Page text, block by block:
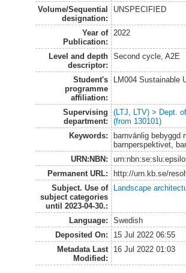
Volume/Sequential
designation:
UNSPECIFIED
Year of
Publication:
2022
Level and depth
descriptor:
Second cycle, A2E
Student's
programme
affiliation:
LM004 Sustainable
Supervising
department:
(LTJ, LTV) > Dept.
(from 130101)
Keywords:
barnvänlig bebyggd
barnperspektivet,
URN:NBN:
Permanent URL:
http://urn.kb.se/
Subject. Use of
subject categories
until 2023-04-30.:
Landscape
Language:
Swedish
Deposited On:
15 Jul 2022 06:55
Metadata Last
Modified:
16 Jul 2022 01:03